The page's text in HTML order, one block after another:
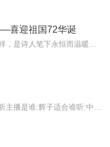
喜迎祖国72华诞